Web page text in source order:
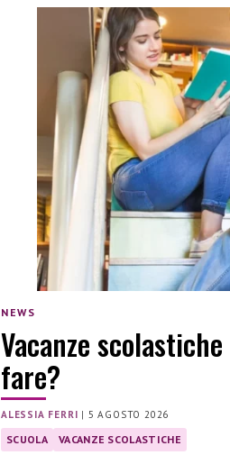
NEWS
Vacanze
fare?
ALESSIA FERRI | 5 AGOSTO 2026
SCUOLA VACANZE SCOLASTICHE